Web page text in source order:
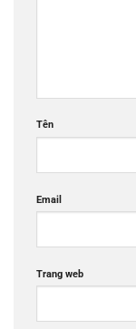
Tên
Email
Trang web